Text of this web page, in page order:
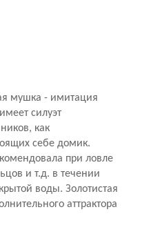
мушка - имитация
силуэт
как
себе домик.
при ловле
и т.д. в течении
воды. Золотистая
аттрактора